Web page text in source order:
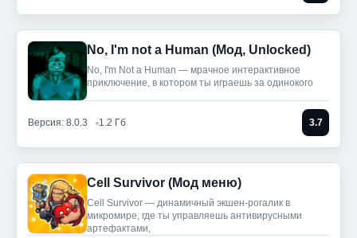
No, I'm not a Human (Мод, Unlocked)
No, I'm Not a Human — мрачное интерактивное
приключение, в котором ты играешь за одинокого
Версия: 8.0.3 1.2 Гб 3.7
Cell Survivor (Мод меню)
Cell Survivor — динамичный экшен-рогалик в
микромире, где ты управляешь антивирусными
артефактами,